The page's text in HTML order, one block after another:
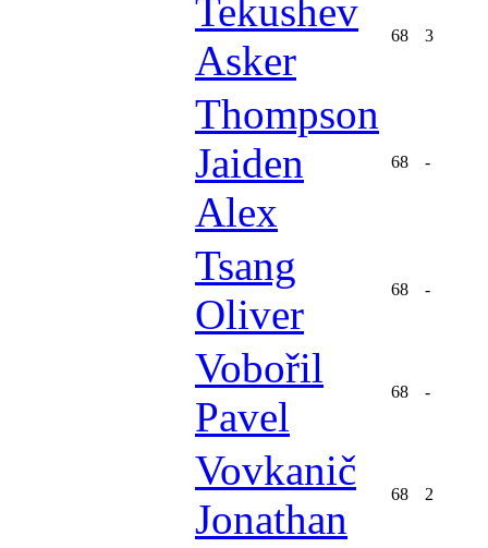
Tekushev
Asker
68 3
Thompson
Jaiden
Alex
68 -
Tsang
Oliver
68 -
Vobořil
Pavel
68 -
Vovkanič
Jonathan
68 2